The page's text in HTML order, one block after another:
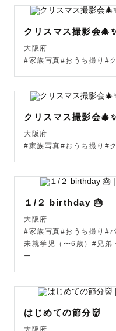
私も育児中なので、そ
だからこそ撮影では、
“楽しい時間そのもの”に
す。
遊びやおやつ休憩も挟み
撮影を進めていきます🧸
していきます🌿
最近よくする遊びなどを
とでも大丈夫です☺️
「こんなことでもいいの
でも、ぜひ教えてくだ
その子の“好き”や“今夢
クリスマス撮影会
大阪府
#家族写真#おうち撮り#
クリスマス撮影会
大阪府
#家族写真#おうち撮り#
１/２ birthday 🎂
大阪府
#家族写真#おうち撮り#
未就学児（〜6歳）#兄弟
ー
はじめての節分👹
大阪府